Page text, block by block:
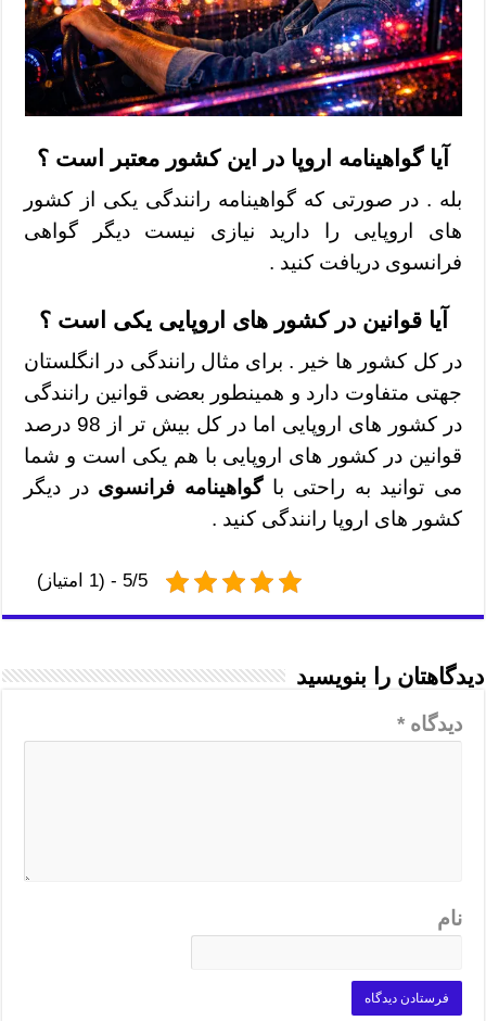
آیا گواهینامه اروپا در این کشور معتبر است ؟
بله . در صورتی که گواهینامه رانندگی یکی از کشور
های اروپایی را دارید نیازی نیست دیگر گواهی
فرانسوی دریافت کنید .
آیا قوانین در کشور های اروپایی یکی است ؟
در کل کشور ها خیر . برای مثال رانندگی در انگلستان
جهتی متفاوت دارد و همینطور بعضی قوانین رانندگی
در کشور های اروپایی اما در کل بیش تر از 98 درصد
قوانین در کشور های اروپایی با هم یکی است و شما
می توانید به راحتی باگواهینامه فرانسوی در دیگر
کشور های اروپا رانندگی کنید .
5/5 - (1 امتیاز)
دیدگاهتان را بنویسید
دیدگاه*
نام